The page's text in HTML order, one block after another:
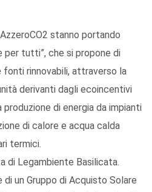
stanno portando
per tutti”, che si propone di
rinnovabili, attraverso la
derivanti dagli ecoincentivi
di energia da impianti
di calore e acqua calda
termici.
di Legambiente Basilicata.
di un Gruppo di Acquisto Solare